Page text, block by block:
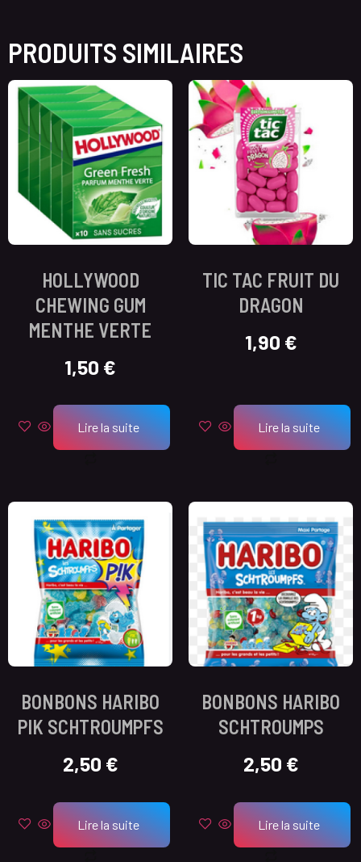
PRODUITS SIMILAIRES
HOLLYWOOD
CHEWING GUM
MENTHE VERTE
1,50 €
Lire la suite
TIC TAC FRUIT DU
DRAGON
1,90 €
Lire la suite
BONBONS HARIBO
PIK SCHTROUMPFS
2,50 €
Lire la suite
BONBONS HARIBO
SCHTROUMPS
2,50 €
Lire la suite